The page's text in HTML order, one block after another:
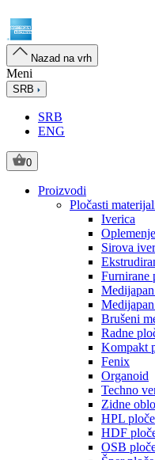
Nazad na vrh
Meni
SRB
SRB
ENG
0
Proizvodi
Pločasti
Iverica
Sirova
Furnirane
Brušeni
Radne
Kompakt
Fenix
Organoid
Techno
Zidne
HPL ploče
HDF
OSB